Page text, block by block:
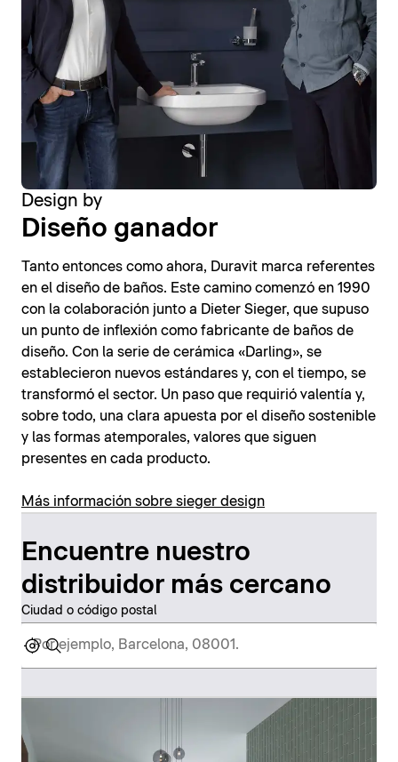
Design by
Diseño ganador
Tanto entonces como ahora, Duravit marca referentes
en el diseño de baños. Este camino comenzó en 1990
con la colaboración junto a Dieter Sieger, que supuso
un punto de inflexión como fabricante de baños de
diseño. Con la serie de cerámica «Darling», se
establecieron nuevos estándares y, con el tiempo, se
transformó el sector. Un paso que requirió valentía y,
sobre todo, una clara apuesta por el diseño sostenible
y las formas atemporales, valores que siguen
presentes en cada producto.
Más información sobre sieger design
Encuentre nuestro
distribuidor más cercano
Ciudad o código postal